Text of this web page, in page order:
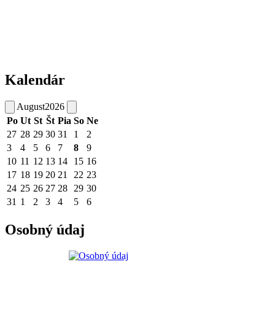
Kalendár
August2026
Po Ut St Št Pia So Ne
27 28 29 30 31 1
2
3
4 5 6 7 8
9
10 11 12 13 14 15 16
17 18 19 20 21 22 23
24 25 26 27 28 29 30
31 1 2 3 4 5 6
Osobný údaj